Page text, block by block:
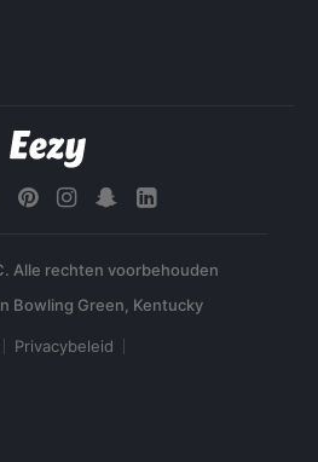
Alle rechten voorbehouden
Privacybeleid